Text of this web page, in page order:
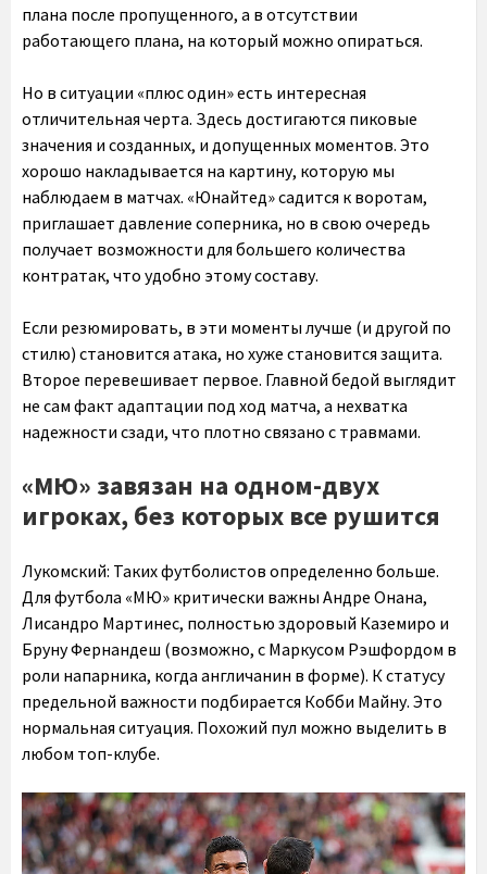
плана после пропущенного, а в отсутствии
работающего плана, на который можно опираться.
Но в ситуации «плюс один» есть интересная
отличительная черта. Здесь достигаются пиковые
значения и созданных, и допущенных моментов. Это
хорошо накладывается на картину, которую мы
наблюдаем в матчах. «Юнайтед» садится к воротам,
приглашает давление соперника, но в свою очередь
получает возможности для большего количества
контратак, что удобно этому составу.
Если резюмировать, в эти моменты лучше (и другой по
стилю) становится атака, но хуже становится защита.
Второе перевешивает первое. Главной бедой выглядит
не сам факт адаптации под ход матча, а нехватка
надежности сзади, что плотно связано с травмами.
«МЮ» завязан на одном-двух
игроках, без которых все рушится
Лукомский: Таких футболистов определенно больше.
Для футбола «МЮ» критически важны Андре Онана,
Лисандро Мартинес, полностью здоровый Каземиро и
Бруну Фернандеш (возможно, с Маркусом Рэшфордом в
роли напарника, когда англичанин в форме). К статусу
предельной важности подбирается Кобби Майну. Это
нормальная ситуация. Похожий пул можно выделить в
любом топ-клубе.